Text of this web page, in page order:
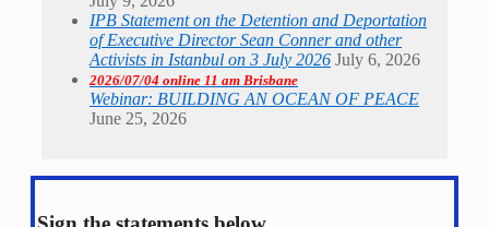
IPB Statement on the Detention and Deportation
of Executive Director Sean Conner and other
Activists in Istanbul on 3 July 2026 July 6, 2026
2026/07/04 online 11 am Brisbane
Webinar: BUILDING AN OCEAN OF PEACE
June 25, 2026